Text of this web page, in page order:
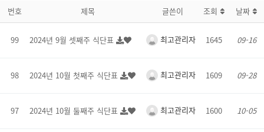
번호 제목 글쓴이 조회 날짜
99 2024년 9월 셋째주 식단표 최고관리자 1645 09-16
98 2024년 10월 첫째주 식단표 최고관리자 1609 09-28
97 2024년 10월 둘째주 식단표 최고관리자 1600 10-05